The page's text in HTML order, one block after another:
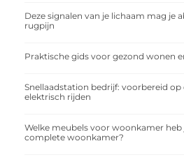
Deze signalen van je lichaam mag je
rugpijn
Praktische gids voor gezond wonen
Snellaadstation bedrijf: voorbereid op
elektrisch rijden
Welke meubels voor woonkamer heb
complete woonkamer?